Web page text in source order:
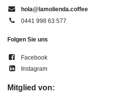
hola@lamolienda.coffee
0441 998 63 577
Folgen Sie uns
Facebook
Instagram
Mitglied von: